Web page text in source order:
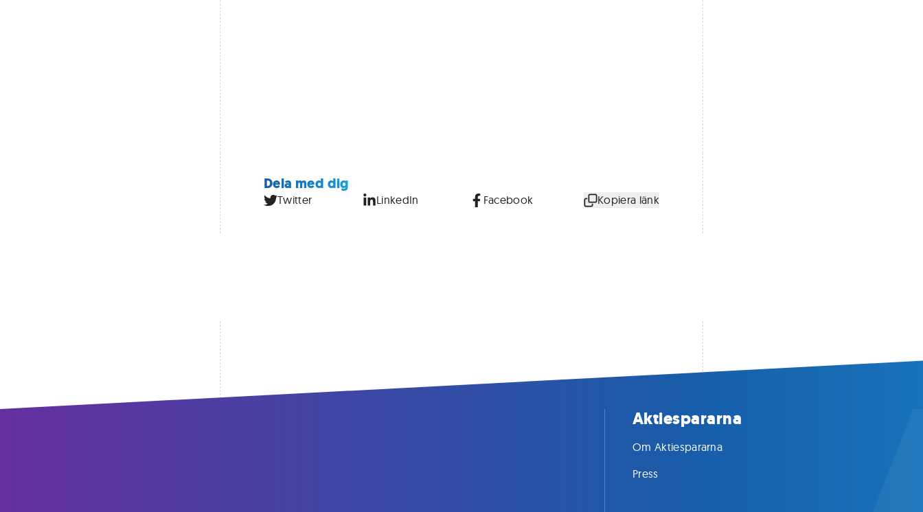
Dela med dig
Twitter LinkedIn Facebook Kopiera länk
Aktiespararna
Om Aktiespararna
Press